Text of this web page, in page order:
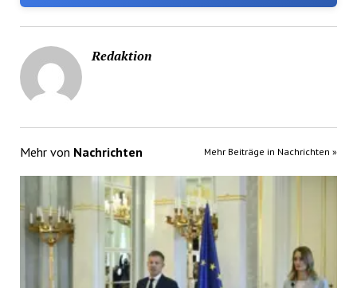
Redaktion
Mehr von Nachrichten Mehr Beiträge in Nachrichten »